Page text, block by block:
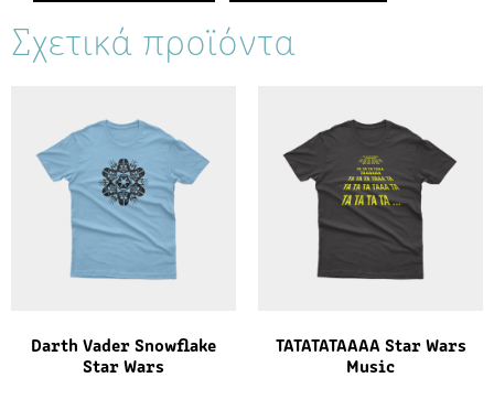
Σχετικά προϊόντα
Darth Vader Snowflake
Star Wars
TATATATAAAA Star Wars
Music